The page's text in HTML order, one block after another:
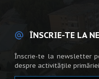
ÎNSCRIE-TE LA
Înscrie-te la newsletter
despre activitățile